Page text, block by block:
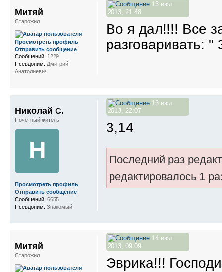
13 июл
2013, 21:48
Во я дал!!!! Все
разговаривать:
Митяй
Старожил
Просмотреть профиль
Отправить сообщение
Сообщений: 1229
Псевдоним: Дмитрий
Анатолиевич
13 июл
2013, 22:07
3,14
Последний раз
редактировалось 1
Николай С.
Почетный житель
Н
Просмотреть профиль
Отправить сообщение
Сообщений: 6655
Псевдоним: Знакомый
14 июл
2013, 09:09
Эврика!!!
Митяй
Старожил